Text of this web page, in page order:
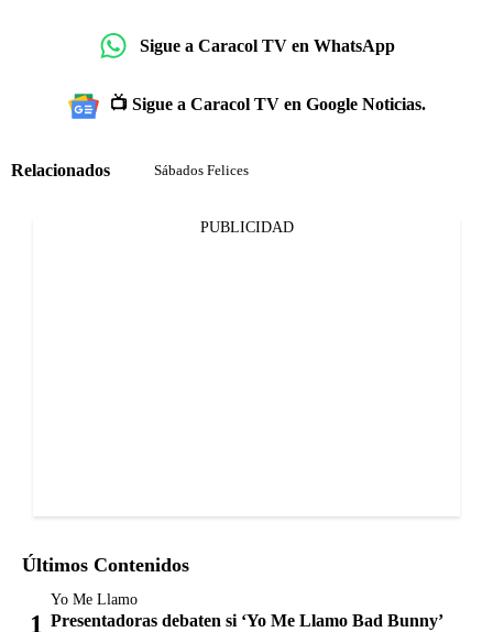
Sigue a Caracol TV en WhatsApp
📺 Sigue a Caracol TV en Google Noticias.
Relacionados Sábados Felices
PUBLICIDAD
Últimos Contenidos
Yo Me Llamo
Presentadoras debaten si ‘Yo Me Llamo Bad Bunny’